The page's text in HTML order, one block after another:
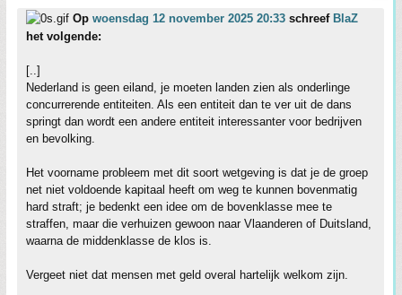
Op woensdag 12 november 2025 20:33 schreef BlaZ
het volgende:
[..]
Nederland is geen eiland, je moeten landen zien als onderlinge
concurrerende entiteiten. Als een entiteit dan te ver uit de dans
springt dan wordt een andere entiteit interessanter voor bedrijven
en bevolking.
Het voorname probleem met dit soort wetgeving is dat je de groep
net niet voldoende kapitaal heeft om weg te kunnen bovenmatig
hard straft; je bedenkt een idee om de bovenklasse mee te
straffen, maar die verhuizen gewoon naar Vlaanderen of Duitsland,
waarna de middenklasse de klos is.
Vergeet niet dat mensen met geld overal hartelijk welkom zijn.